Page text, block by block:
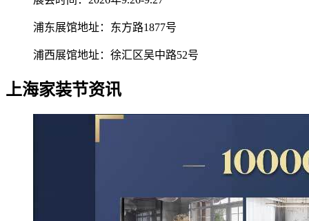
浦东展馆地址：东方路1877号
浦西展馆地址：徐汇区吴中路52号
上海家装节资讯